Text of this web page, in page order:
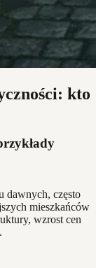
kto
dawnych, często
mieszkańców
wzrost cen